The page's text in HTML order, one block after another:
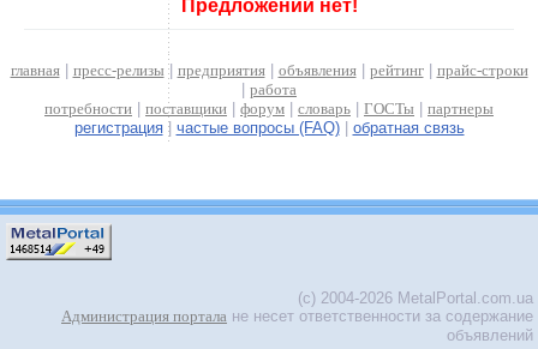
Предложений нет!
главная| пресс-релизы | предприятия| объявления| рейтинг| прайс-строки
работа
потребности
поставщики форум словарь ГОСТы
партнеры
регистрация| частые вопросы (FAQ)| обратная связь
(c) 2004-2026 MetalPortal.com.ua
Администрация портала не несет ответственности за содержание
объявлений